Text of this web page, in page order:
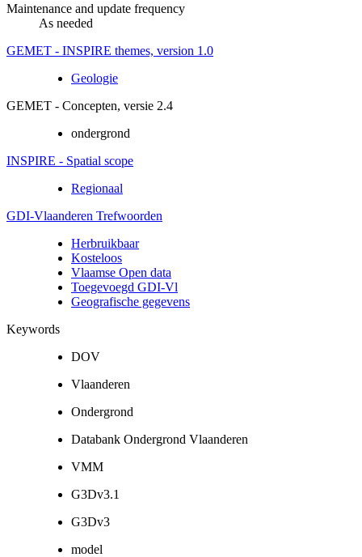
Maintenance and update frequency
As needed
GEMET - INSPIRE themes, version 1.0
Geologie
GEMET - Concepten, versie 2.4
ondergrond
INSPIRE - Spatial scope
Regionaal
GDI-Vlaanderen Trefwoorden
Herbruikbaar
Kosteloos
Vlaamse Open data
Toegevoegd GDI-Vl
Geografische gegevens
Keywords
DOV
Vlaanderen
Ondergrond
Databank Ondergrond Vlaanderen
VMM
G3Dv3.1
G3Dv3
model